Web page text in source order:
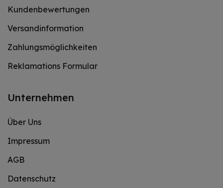
Kundenbewertungen
Versandinformation
Zahlungsmöglichkeiten
Reklamations Formular
Unternehmen
Über Uns
Impressum
AGB
Datenschutz